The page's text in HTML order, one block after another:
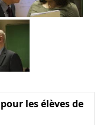
les élèves de